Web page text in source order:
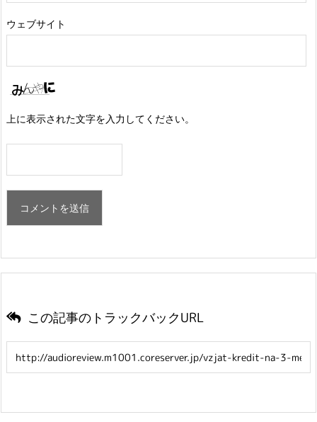
ウェブサイト
上に表示された文字を入力してください。
この記事のトラックバックURL